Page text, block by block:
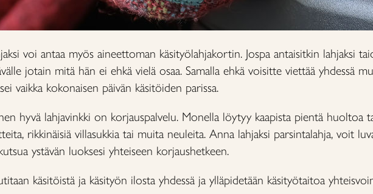
voi antaa myös aineettoman käsityölahjakortin. Jospa antaisitkin lahjaksi
jotain mitä hän ei ehkä vielä osaa. Samalla ehkä voisitte viettää yhdessä
vaikka kokonaisen päivän käsitöiden parissa.
hyvä lahjavinkki on korjauspalvelu. Monella löytyy kaapista pientä huoltoa
rikkinäisiä villasukkia tai muita neuleita. Anna lahjaksi parsintalahja, voit
ystävän luoksesi yhteiseen korjaushetkeen.
käsitöistä ja käsityön ilosta yhdessä ja ylläpidetään käsityötaitoa